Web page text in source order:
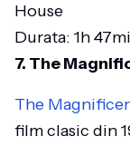
House
Durata: 1h
7. The
The
film clasic din